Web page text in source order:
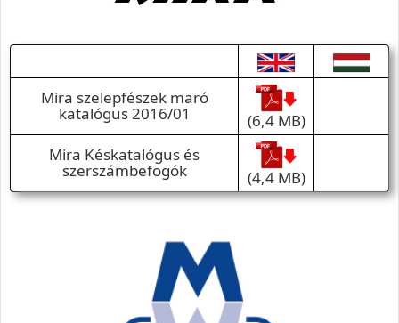
Mira szelepfészek maró
katalógus 2016/01
(6,4 MB)
Mira Késkatalógus és
szerszámbefogók (4,4 MB)